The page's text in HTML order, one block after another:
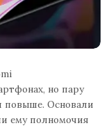
но пару
повыше. Основали
ему полномочия